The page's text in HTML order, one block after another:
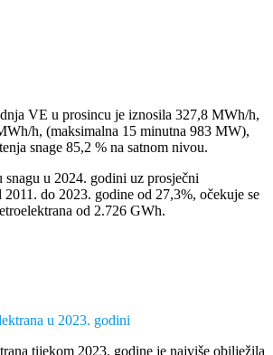
VE u prosincu je iznosila 327,8 MWh/h,
h, (maksimalna 15 minutna 983 MW),
snage 85,2 % na satnom nivou.
snagu u 2024. godini uz prosječni
do 2023. godine od 27,3%, očekuje se
od 2.726 GWh.
u 2023. godini
tijekom 2023. godine je najviše obilježila